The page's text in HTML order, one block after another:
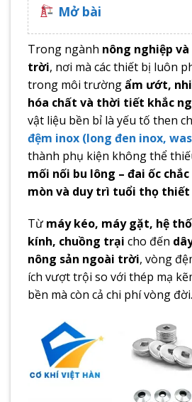
Mở bài
Trong ngành nông nghiệp
trời, nơi mà các thiết bị luôn
trong môi trườngẩm ướt,
hóa chất và thời tiết khắc
vật liệu bền bỉ là yếu tố then
đệm inox (long đen inox,
thành phụ kiện không thể
mối nối bu lông – đai ốc
mòn và duy trì tuổi thọ thiết
Từ máy kéo, máy gặt, hệ
kính, chuồng trại cho đến
nông sản ngoài trời, vòng
ích vượt trội so với thép mạ
bền mà còn cả chi phí vòng đời.